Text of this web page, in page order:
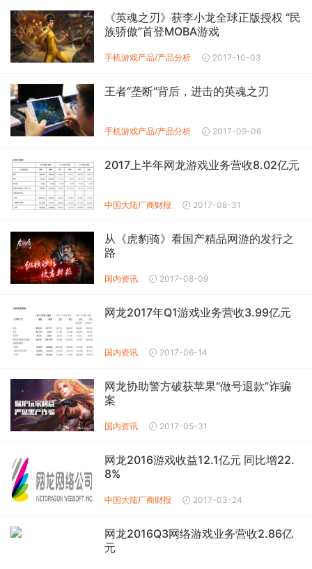
《英魂之刃》获李小龙全球正版授权 “民
族骄傲”首登MOBA游戏
手机游戏产品/产品分析 2017-10-03
王者“垄断”背后，进击的英魂之刃
手机游戏产品/产品分析 2017-09-06
2017上半年网龙游戏业务营收8.02亿元
中国大陆厂商财报 2017-08-31
从《虎豹骑》看国产精品网游的发行之
路
国内资讯 2017-08-09
网龙2017年Q1游戏业务营收3.99亿元
国内资讯 2017-06-14
网龙协助警方破获苹果“做号退款”诈骗
案
国内资讯 2017-05-31
网龙2016游戏收益12.1亿元 同比增22.
8%
中国大陆厂商财报 2017-03-24
网龙2016Q3网络游戏业务营收2.86亿
元